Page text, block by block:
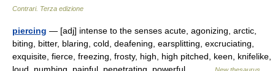
Contrari. Terza edizione
piercing — [adj] intense to the senses acute, agonizing, arctic,
biting, bitter, blaring, cold, deafening, earsplitting, excruciating,
exquisite, fierce, freezing, frosty, high, high pitched, keen, knifelike,